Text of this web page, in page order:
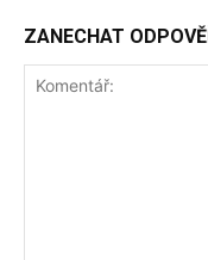
ZANECHAT